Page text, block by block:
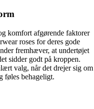
komfort afgørende faktorer
roses for deres gode
fremhæver, at undertøjet
sidder godt på kroppen.
valg, når det drejer sig om
føles behageligt.